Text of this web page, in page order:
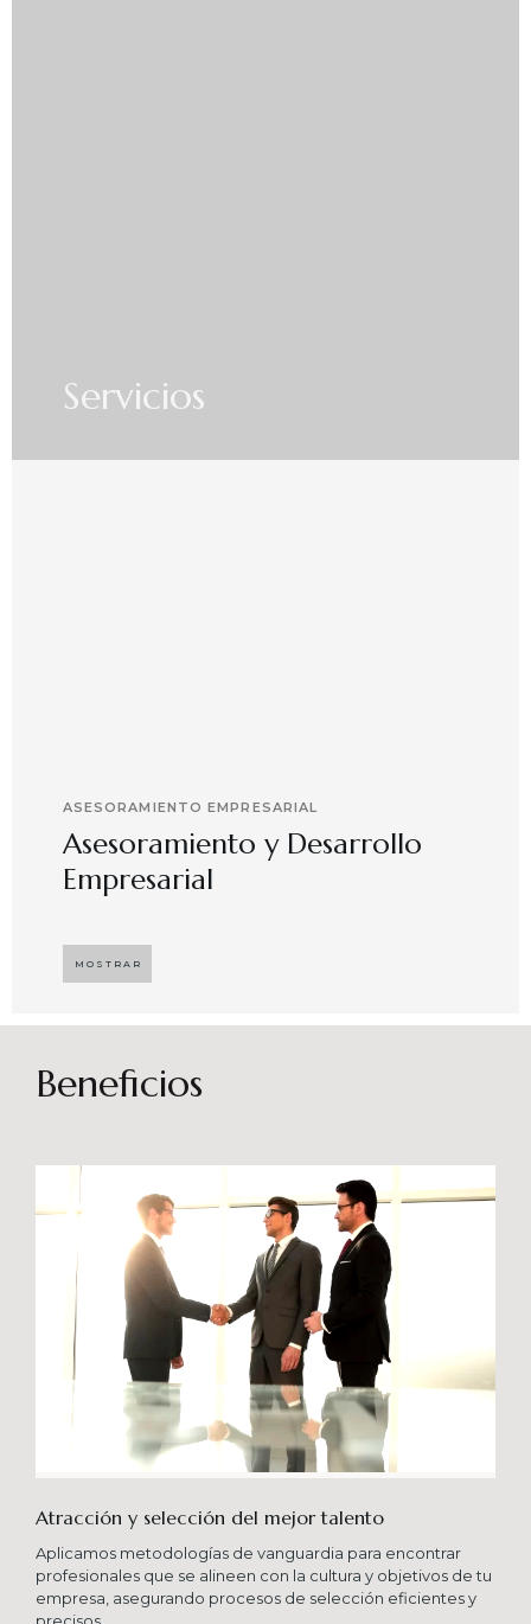
Servicios
ASESORAMIENTO EMPRESARIAL
Asesoramiento y Desarrollo
Empresarial
desarrollar el compromiso y motivación en el
capital humano en ambientes de trabajo más
sostenibles en el tiempo. Brindando soporte
especializado en proyectos integrales que
potencien su crecimiento en los niveles
esperados combinando una serie de buenas
prácticas y diversas metodologías.
MOSTRAR
Beneficios
Atracción y selección del mejor talento
Aplicamos metodologías de vanguardia para encontrar
profesionales que se alineen con la cultura y objetivos de tu
empresa, asegurando procesos de selección eficientes y
precisos.